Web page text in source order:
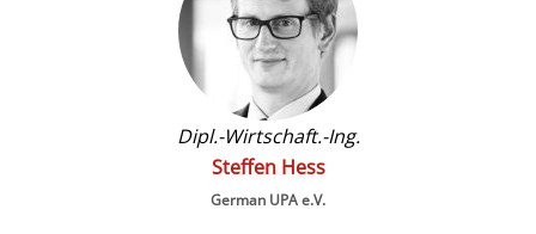
Dipl.-Wirtschaft.-Ing.
Steffen Hess
German UPA e.V.